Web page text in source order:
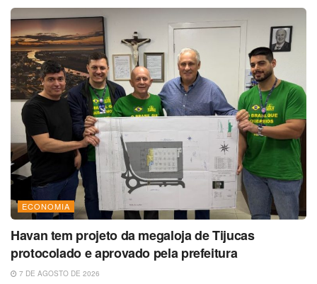
ECONOMIA
Havan tem projeto da megaloja de Tijucas
protocolado e aprovado pela prefeitura
7 DE AGOSTO DE 2026